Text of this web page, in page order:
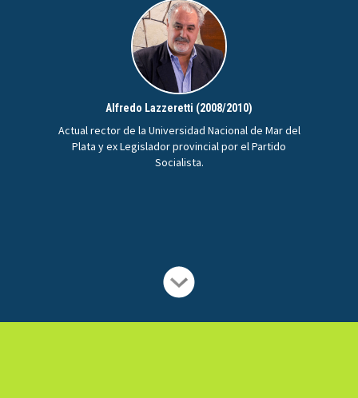
Alfredo Lazzeretti (2008/2010)
Actual rector de la Universidad Nacional de Mar del
Plata y ex Legislador provincial por el Partido
Socialista.